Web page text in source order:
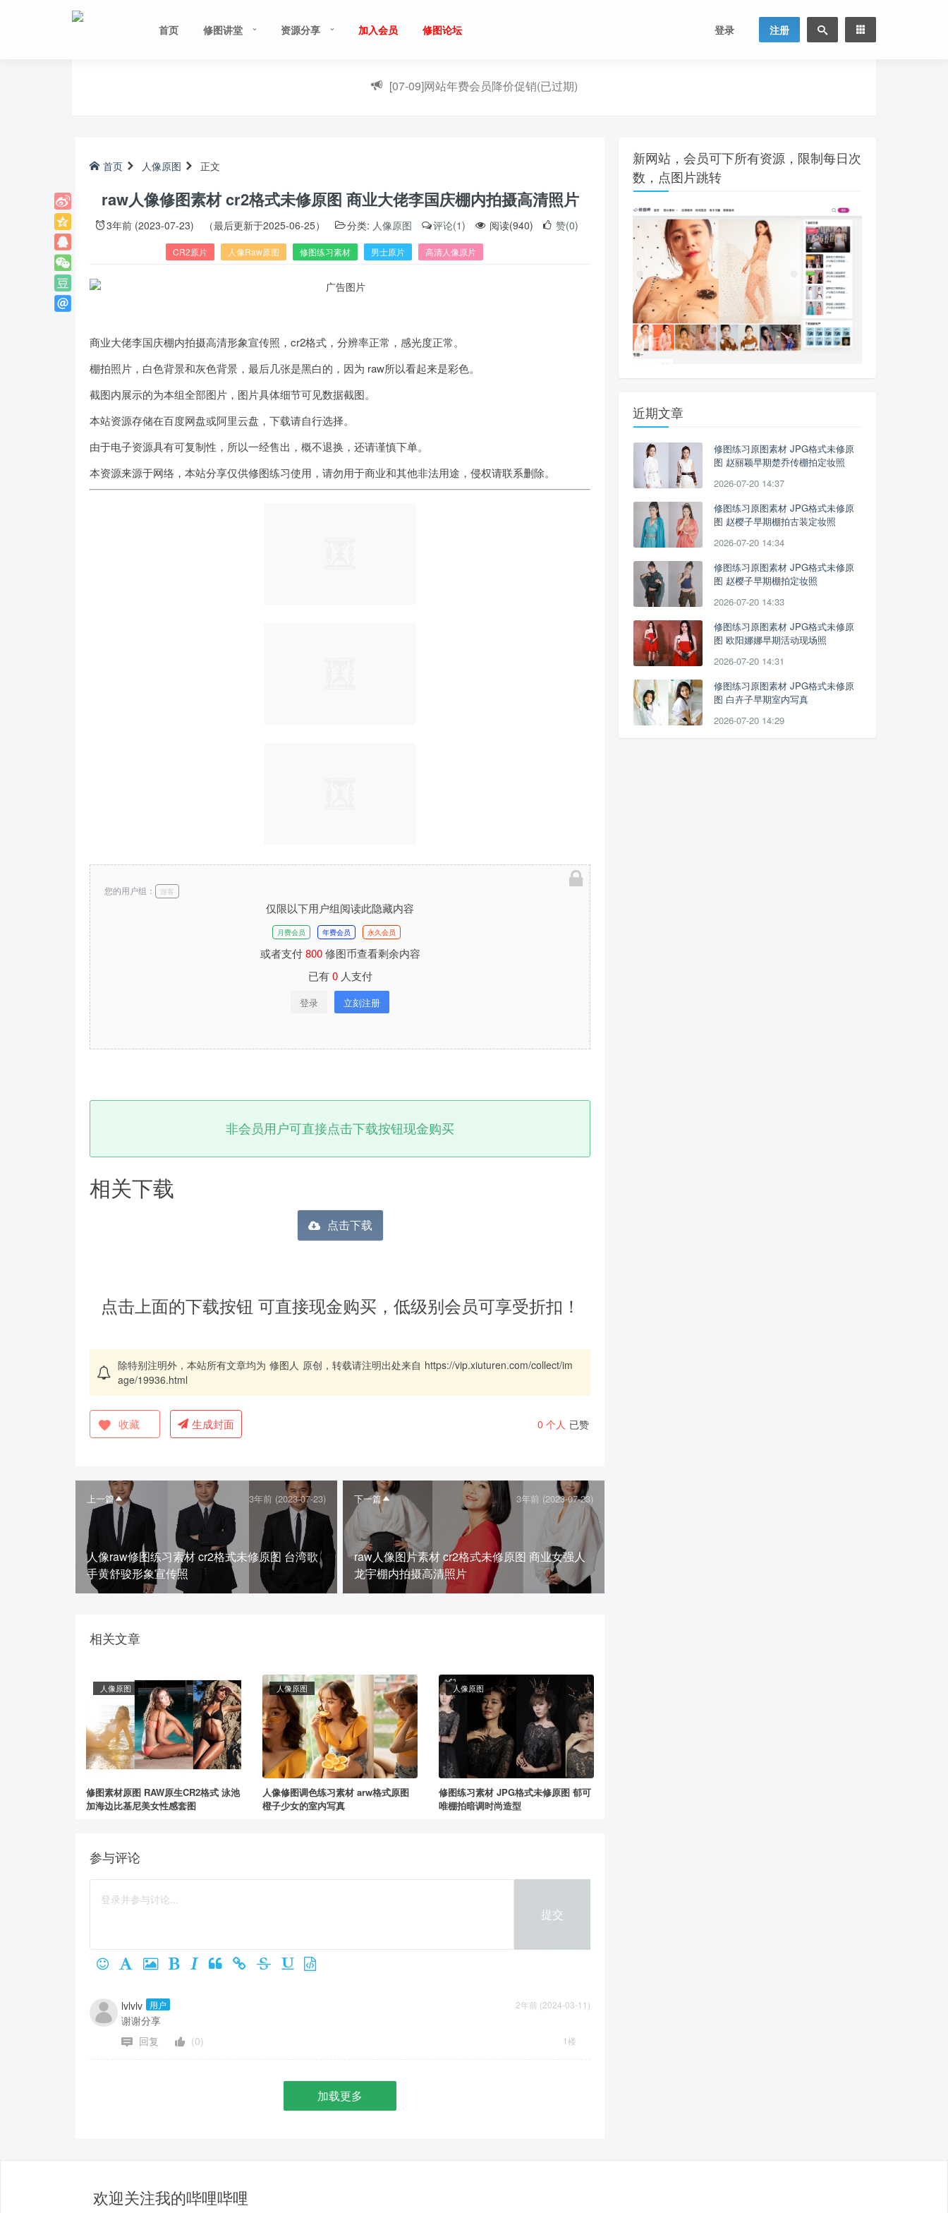
首页 修图讲堂 资源分享 加入会员 修图论坛 登录 注册
[07-09]网站年费会员降价促销(已过期)
首页 人像原图 正文
raw人像修图素材 cr2格式未修原图 商业大佬李国庆棚内拍摄高清照片
3年前 (2023-07-23) （最后更新于2025-06-25） 分类: 人像原图 评论(1) 阅读(940) 赞(0)
CR2原片 人像Raw原图 修图练习素材 男士原片 高清人像原片
商业大佬李国庆棚内拍摄高清形象宣传照，cr2格式，分辨率正常，感光度正常。
棚拍照片，白色背景和灰色背景，最后几张是黑白的，因为 raw所以看起来是彩色。
截图内展示的为本组全部图片，图片具体细节可见数据截图。
本站资源存储在百度网盘或阿里云盘，下载请自行选择。
由于电子资源具有可复制性，所以一经售出，概不退换，还请谨慎下单。
本资源来源于网络，本站分享仅供修图练习使用，请勿用于商业和其他非法用途，侵权请联系删除。
仅限以下用户组阅读此隐藏内容
月费会员 年费会员 永久会员
或者支付800修图币查看剩余内容
已有0人支付
登录 立刻注册
您的用户组： 游客
非会员用户可直接点击下载按钮现金购买
相关下载
点击下载
点击上面的下载按钮 可直接现金购买，低级别会员可享受折扣！
除特别注明外，本站所有文章均为 修图人 原创，转载请注明出处来自 https://vip.xiuturen.com/collect/im
age/19936.html
收藏 生成封面 0 个人 已赞
上一篇 3年前 (2023-07-23)
人像raw修图练习素材 cr2格式未修原图 台湾歌
手黄舒骏形象宣传照
下一篇 3年前 (2023-07-23)
raw人像图片素材 cr2格式未修原图 商业女强人
龙宇棚内拍摄高清照片
相关文章
人像原图
修图素材原图 RAW原生CR2格式 泳池
加海边比基尼美女性感套图
人像原图
人像修图调色练习素材 arw格式原图
橙子少女的室内写真
人像原图
修图练习素材 JPG格式未修原图 郁可
唯棚拍暗调时尚造型
参与评论
提交
lvlvlv 用户
谢谢分享
2年前 (2024-03-11)
1楼
回复 (0)
加载更多
新网站，会员可下所有资源，限制每日次
数，点图片跳转
近期文章
修图练习原图素材 JPG格式未修原
图 赵丽颖早期楚乔传棚拍定妆照
2026-07-20 14:37
修图练习原图素材 JPG格式未修原
图 赵樱子早期棚拍古装定妆照
2026-07-20 14:34
修图练习原图素材 JPG格式未修原
图 赵樱子早期棚拍定妆照
2026-07-20 14:33
修图练习原图素材 JPG格式未修原
图 欧阳娜娜早期活动现场照
2026-07-20 14:31
修图练习原图素材 JPG格式未修原
图 白卉子早期室内写真
2026-07-20 14:29
欢迎关注我的哔哩哔哩